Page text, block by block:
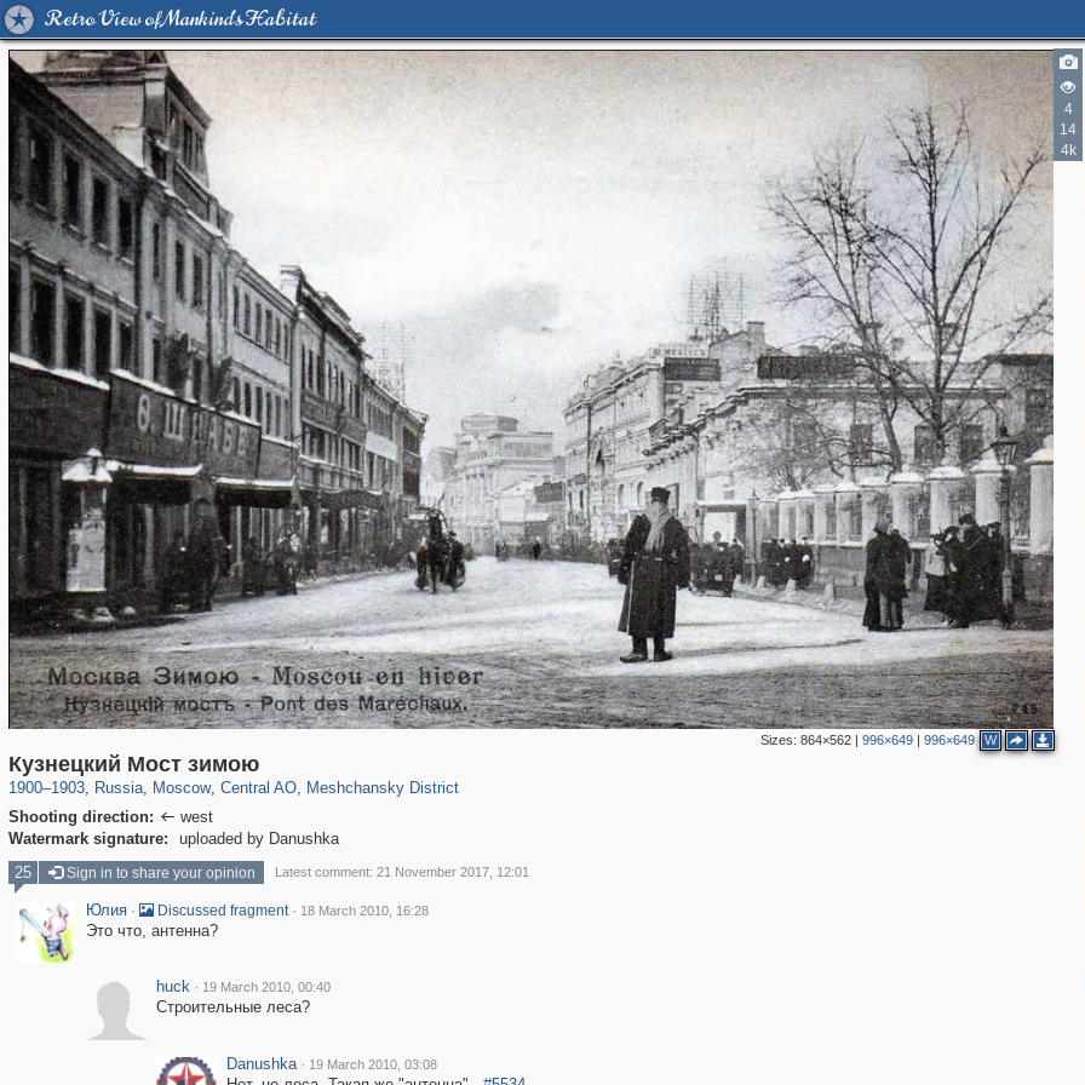
Retro View of Mankind's Habitat
4
14
4k
Sizes: 864×562| 996×649| 996×649 W
Кузнецкий Мост зимою
1900–1903, Russia
1,406,827 29,243
, Moscow
319,864 8,286
, Central AO
160,012 5,916
, Meshchansky District
Shooting direction:  west
Watermark signature:
uploaded by Danushka
2
3
25 Sign in to share your opinion Latest comment: 21 November 2017, 12:01
Юлия · Discussed fragment · 18 March 2010, 16:28
Это что, антенна?
huck · 19 March 2010, 00:40
Строительные леса?
Danushka · 19 March 2010, 03:08